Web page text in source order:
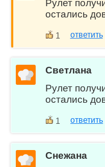
Рулет
остались
1 ответить
Светлана
Рулет
остались
1 ответить
Снежана